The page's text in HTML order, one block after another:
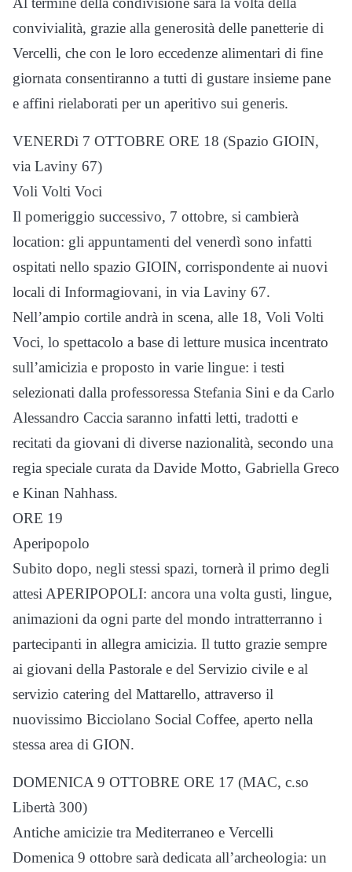
convivialità, grazie alla generosità delle panetterie di
Vercelli, che con le loro eccedenze alimentari di fine
giornata consentiranno a tutti di gustare insieme pane
e affini rielaborati per un aperitivo sui generis.
VENERDì 7 OTTOBRE ORE 18 (Spazio GIOIN,
via Laviny 67)
Voli Volti Voci
Il pomeriggio successivo, 7 ottobre, si cambierà
location: gli appuntamenti del venerdì sono infatti
ospitati nello spazio GIOIN, corrispondente ai nuovi
locali di Informagiovani, in via Laviny 67.
Nell’ampio cortile andrà in scena, alle 18, Voli Volti
Voci, lo spettacolo a base di letture musica incentrato
sull’amicizia e proposto in varie lingue: i testi
selezionati dalla professoressa Stefania Sini e da Carlo
Alessandro Caccia saranno infatti letti, tradotti e
recitati da giovani di diverse nazionalità, secondo una
regia speciale curata da Davide Motto, Gabriella Greco
e Kinan Nahhass.
ORE 19
Aperipopolo
Subito dopo, negli stessi spazi, tornerà il primo degli
attesi APERIPOPOLI: ancora una volta gusti, lingue,
animazioni da ogni parte del mondo intratterranno i
partecipanti in allegra amicizia. Il tutto grazie sempre
ai giovani della Pastorale e del Servizio civile e al
servizio catering del Mattarello, attraverso il
nuovissimo Bicciolano Social Coffee, aperto nella
stessa area di GION.
DOMENICA 9 OTTOBRE ORE 17 (MAC, c.so
Libertà 300)
Antiche amicizie tra Mediterraneo e Vercelli
Domenica 9 ottobre sarà dedicata all’archeologia: un